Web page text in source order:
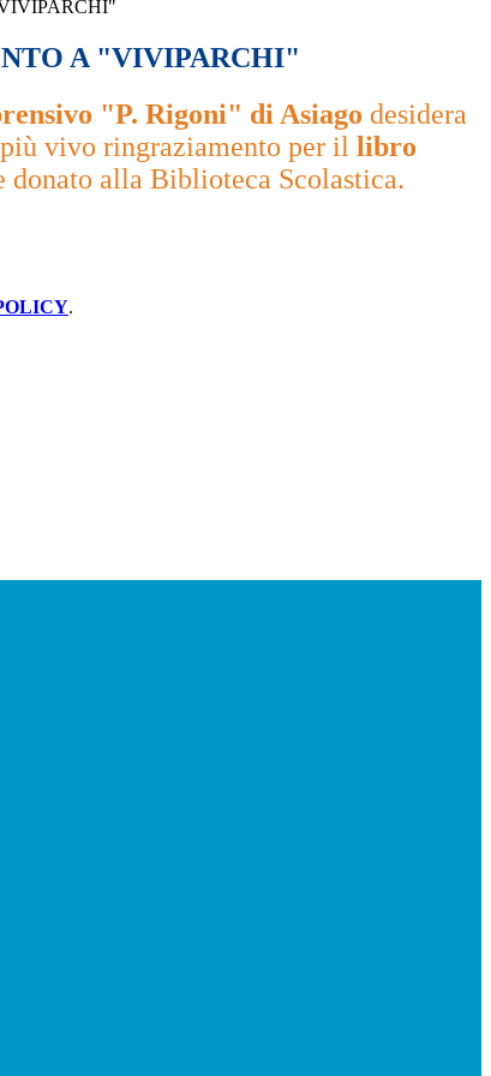
A "VIVIPARCHI"
"P. Rigoni" di Asiago desidera
vivo ringraziamento per il libro
donato alla Biblioteca Scolastica.
.